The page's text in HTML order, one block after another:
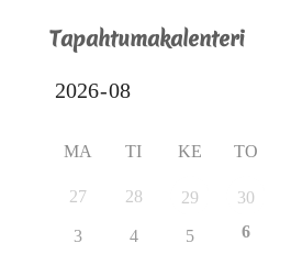
Tapahtumakalenteri
MA TI KE TO
27 28 29 30
3 4 5 6